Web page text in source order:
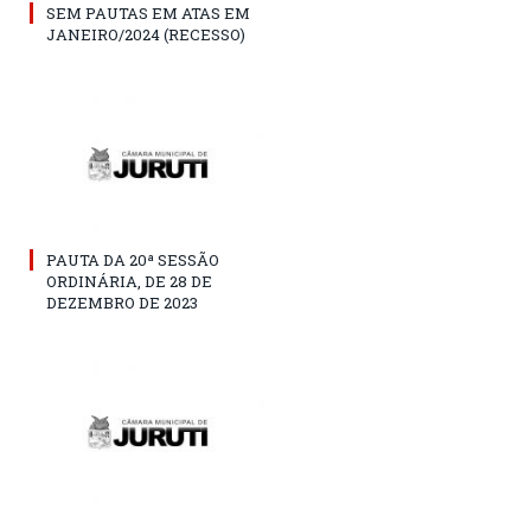
SEM PAUTAS EM ATAS EM
JANEIRO/2024 (RECESSO)
PAUTA DA 20ª SESSÃO
ORDINÁRIA, DE 28 DE
DEZEMBRO DE 2023